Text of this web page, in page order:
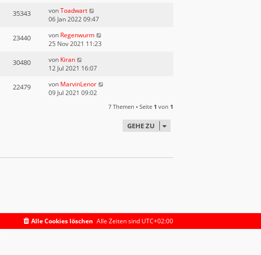
35343 vonToadwart
06 Jan 2022 09:47
23440 von Regenwurm
25 Nov 2021 11:23
30480 von Kiran
12 Jul 2021 16:07
22479 von MarvinLenor
09 Jul 2021 09:02
7 Themen • Seite 1 von 1
GEHE ZU
Alle Zeiten sind UTC+02:00
Alle Cookies löschen